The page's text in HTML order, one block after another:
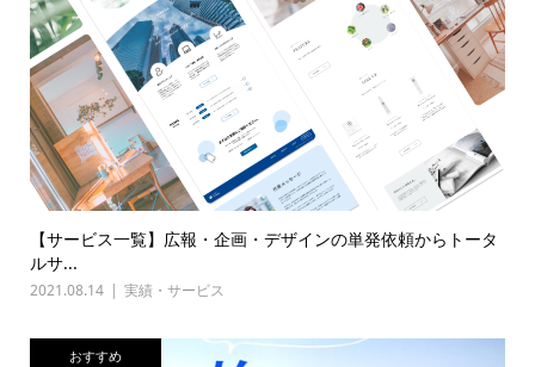
【サービス一覧】広報・企画・デザインの単発依頼からトータ
ルサ...
2021.08.14 実績・サービス
おすすめ